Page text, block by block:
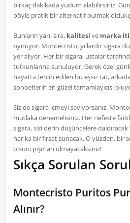
birkaç dakikada yudum alabilirsiniz.
böyle pratik bir alternatif bulmak
Bunların yanı sıra, kalitesi ve marka
oynuyor. Montecristo, yıllardır sigara
yer alıyor. Her bir sigara, ustalar
tutkunlarına sunuluyor. Gerek özel
hayatta tercih edilen bu eşsiz tat,
sohbetlerin en güzel tamamlayıcısı
Siz de sigara içmeyi seviyorsanız,
mutlaka denemelisiniz. Her nefeste
sigara, sizi derin düşüncelere daldıracak
harika bir fırsat sunacak. O yüzden, bir
olsun; pişman olmayacaksınız!
Sıkça Sorulan
Montecristo Puritos
Alınır?